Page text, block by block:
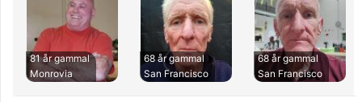
81 år gammal
Monrovia
68 år gammal
San Francisco
68 år gammal
San Francisco